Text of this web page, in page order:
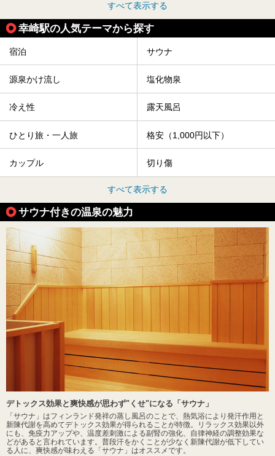
すべて表示する
幸崎駅の人気テーマから探す
宿泊 サウナ
源泉かけ流し 塩化物泉
冷え性 露天風呂
ひとり旅・一人旅 格安（1,000円以下）
カップル 切り傷
すべて表示する
サウナ付きの温泉の魅力
デトックス効果と爽快感が思わず"くせ"になる「サウナ」
「サウナ」はフィンランド発祥の蒸し風呂のことで、熱気浴により発汗作用と
新陳代謝を高めてデトックス効果が得られることが特徴。リラックス効果以外
にも、免疫力アップや、温度差刺激による副腎の強化、自律神経の調整効果な
どがあると言われています。普段汗をかくことが少なく新陳代謝が低下してい
る人に、爽快感が味わえる「サウナ」はオススメです。